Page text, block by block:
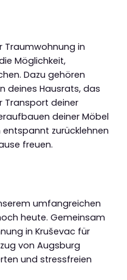
Traumwohnung in
Möglichkeit,
Dazu gehören
deines Hausrats, das
Transport deiner
deiner Möbel
zurücklehnen
freuen.
umfangreichen
heute. Gemeinsam
in Kruševac für
von Augsburg
und stressfreien